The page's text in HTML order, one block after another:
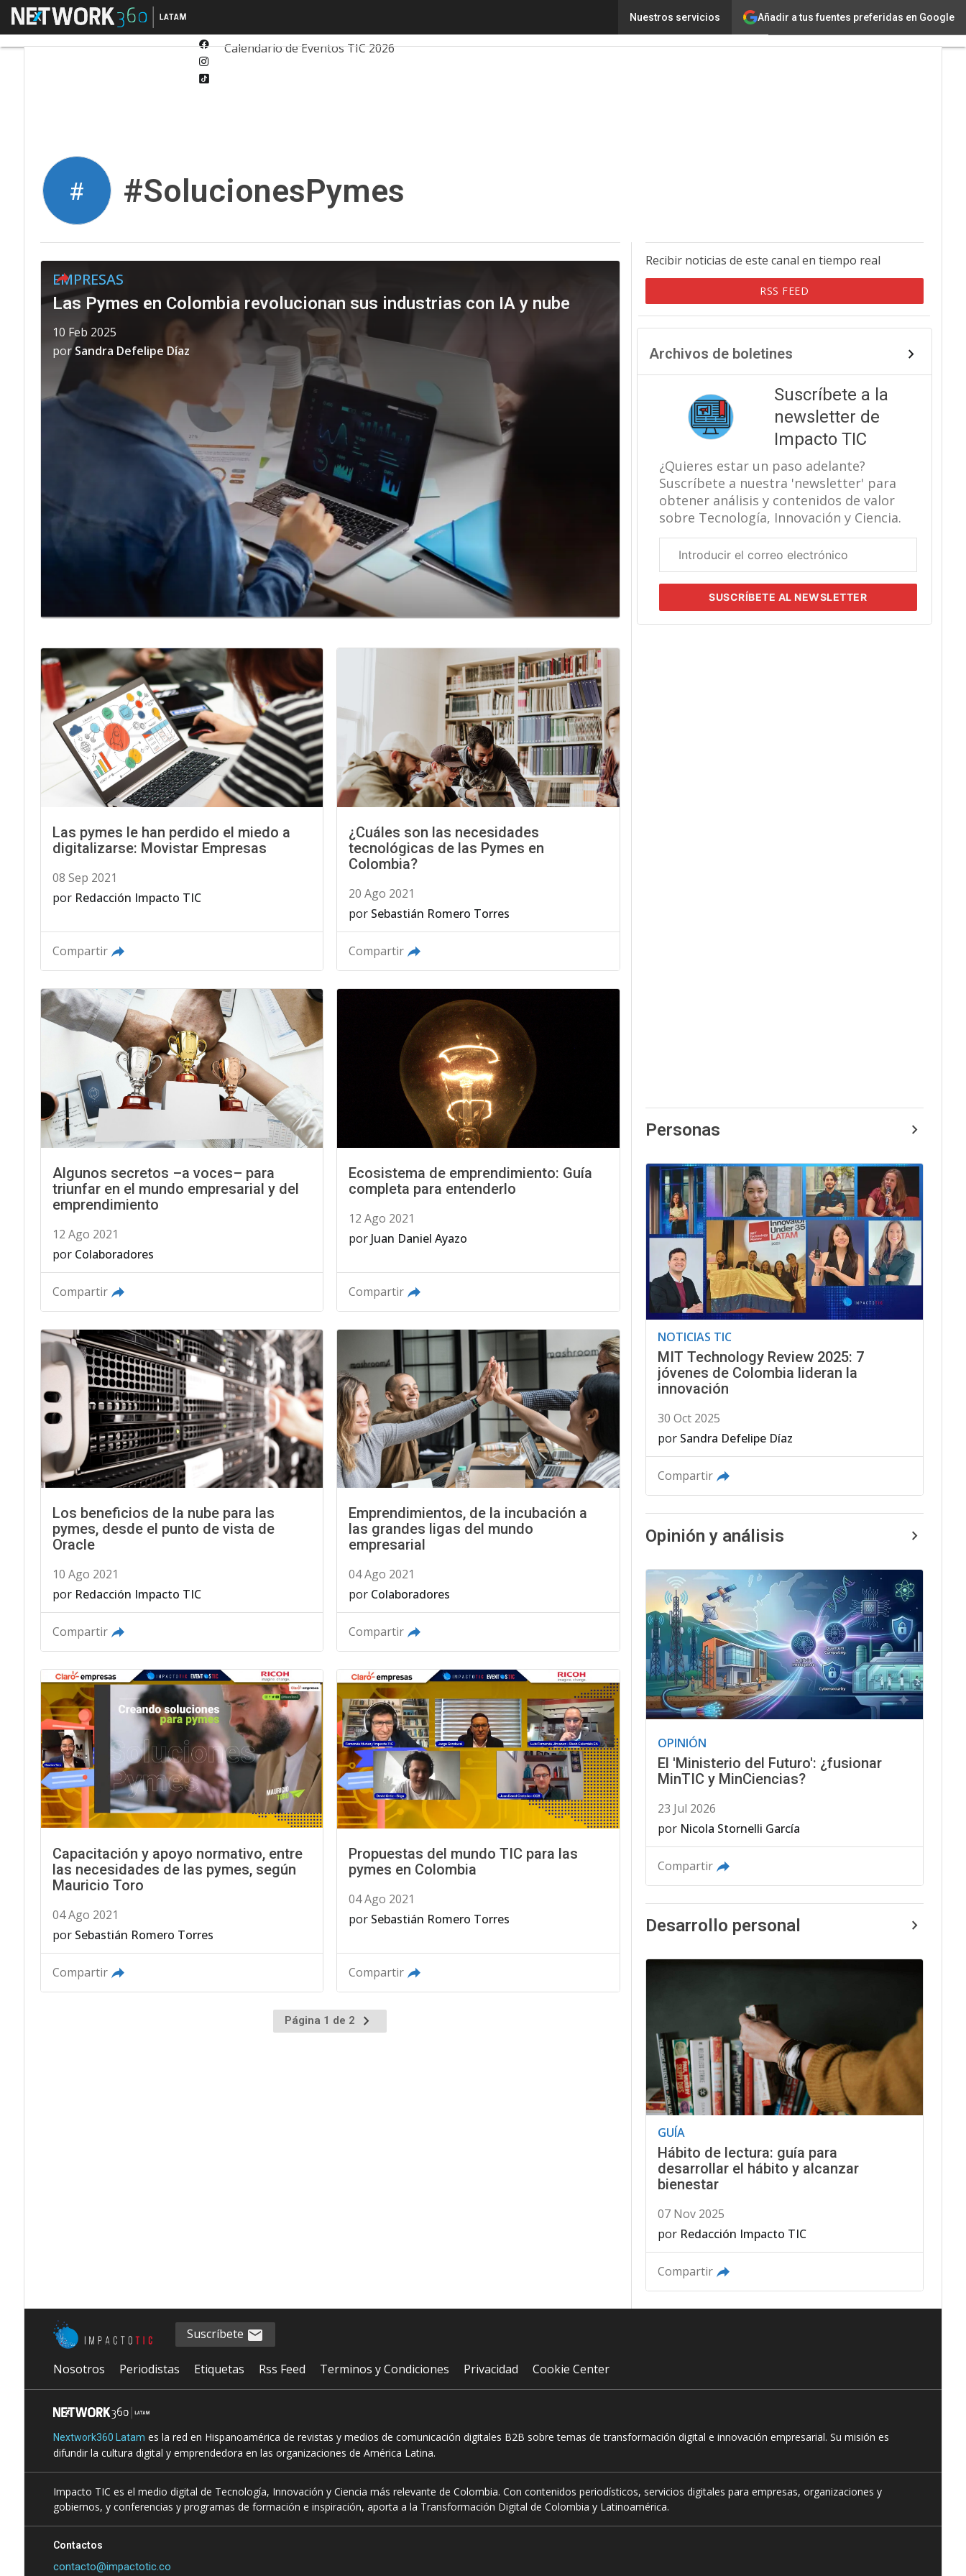
Añadir a tus fuentes preferidas en Google
Nuestros servicios
Menú
Facebook
Ciberseguridad
Calendario de Eventos TIC 2026
# #SolucionesPymes
EMPRESAS
Las Pymes en Colombia revolucionan sus industrias con IA y nube
10 Feb 2025
porSandra Defelipe Díaz
Las pymes le han perdido el miedo a
digitalizarse: Movistar Empresas
08 Sep 2021
por Redacción Impacto TIC
Compartir
¿Cuáles son las necesidades
tecnológicas de las Pymes en
Colombia?
20 Ago 2021
por Sebastián Romero Torres
Compartir
Algunos secretos –a voces– para
triunfar en el mundo empresarial y del
emprendimiento
12 Ago 2021
por Colaboradores
Compartir
Ecosistema de emprendimiento: Guía
completa para entenderlo
12 Ago 2021
por Juan Daniel Ayazo
Compartir
Los beneficios de la nube para las
pymes, desde el punto de vista de
Oracle
10 Ago 2021
por Redacción Impacto TIC
Compartir
Emprendimientos, de la incubación a
las grandes ligas del mundo
empresarial
04 Ago 2021
por Colaboradores
Compartir
Capacitación y apoyo normativo, entre
las necesidades de las pymes, según
Mauricio Toro
04 Ago 2021
por Sebastián Romero Torres
Compartir
Propuestas del mundo TIC para las
pymes en Colombia
04 Ago 2021
por Sebastián Romero Torres
Compartir
Página 1 de 2
Recibir noticias de este canal en tiempo real
RSS FEED
Archivos de boletines
Suscríbete a la
newsletter de
Impacto TIC
¿Quieres estar un paso adelante?
Suscríbete a nuestra 'newsletter' para
obtener análisis y contenidos de valor
sobre Tecnología, Innovación y Ciencia.
electrónico
SUSCRÍBETE AL NEWSLETTER
Personas
NOTICIAS TIC
MIT Technology Review 2025: 7
jóvenes de Colombia lideran la
innovación
30 Oct 2025
por Sandra Defelipe Díaz
Compartir
Opinión y análisis
OPINIÓN
El 'Ministerio del Futuro': ¿fusionar
MinTIC y MinCiencias?
23 Jul 2026
por Nicola Stornelli García
Compartir
Desarrollo personal
GUÍA
Hábito de lectura: guía para
desarrollar el hábito y alcanzar
bienestar
07 Nov 2025
por Redacción Impacto TIC
Compartir
Suscríbete
Nosotros Periodistas Etiquetas Rss Feed Terminos y Condiciones Privacidad Cookie Center
Nextwork360 Latam es la red en Hispanoamérica de revistas y medios de comunicación digitales B2B sobre temas de transformación digital e innovación empresarial. Su misión es
difundir la cultura digital y emprendedora en las organizaciones de América Latina.
Impacto TIC es el medio digital de Tecnología, Innovación y Ciencia más relevante de Colombia. Con contenidos periodísticos, servicios digitales para empresas, organizaciones y
gobiernos, y conferencias y programas de formación e inspiración, aporta a la Transformación Digital de Colombia y Latinoamérica.
Contactos
contacto@impactotic.co